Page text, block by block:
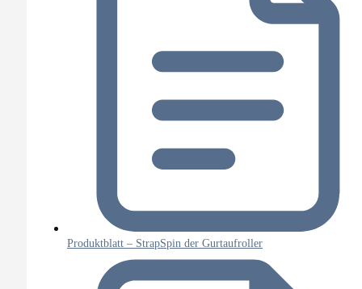
Produktblatt – StrapSpin der Gurtaufroller